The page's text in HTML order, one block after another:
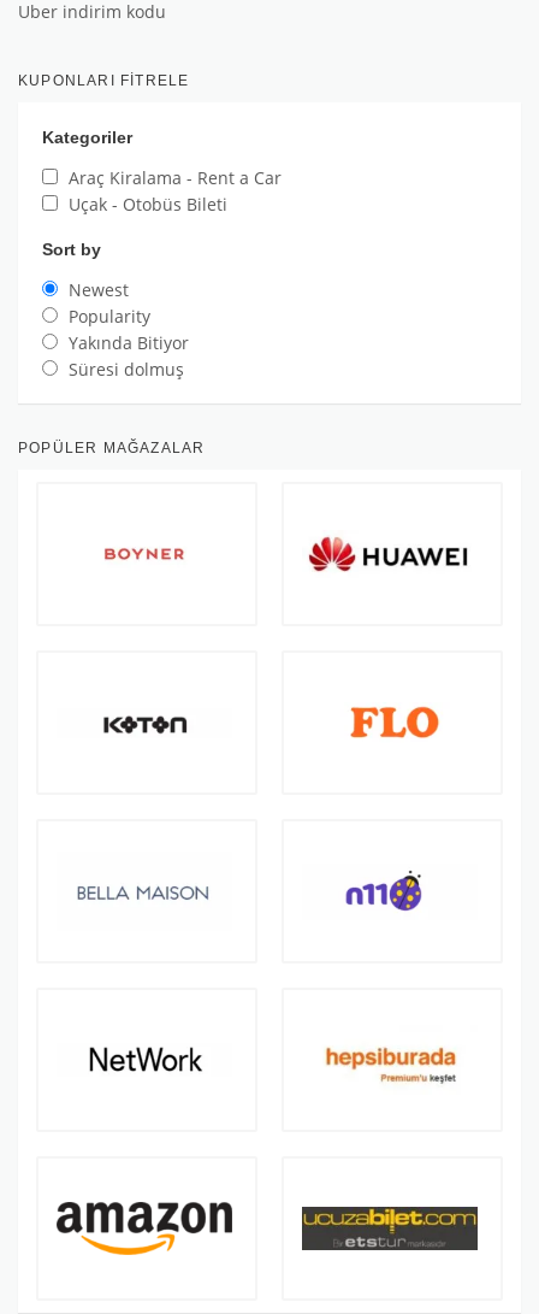
Uber indirim kodu
KUPONLARI FITRELE
Kategoriler
Araç Kiralama - Rent a Car
Uçak - Otobüs Bileti
Sort by
Newest
Popularity
Yakında Bitiyor
Süresi dolmuş
POPÜLER MAĞAZALAR